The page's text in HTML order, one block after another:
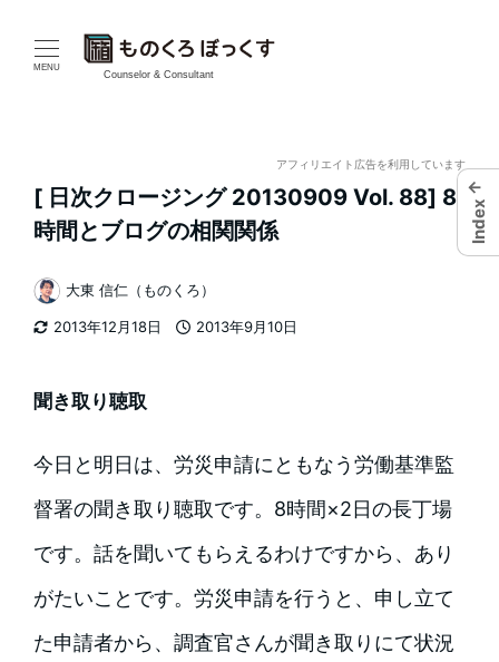
MENU
Counselor & Consultant
アフィリエイト広告を利用しています
[ 日次クロージング 20130909 Vol. 88] 8
時間とブログの相関関係
2013年12月18日
2013年9月10日
著
者
大東 信仁（ものくろ）
聞き取り聴取
今日と明日は、労災申請にともなう労働基準監
督署の聞き取り聴取です。8時間×2日の長丁場
です。話を聞いてもらえるわけですから、あり
がたいことです。労災申請を行うと、申し立て
た申請者から、調査官さんが聞き取りにて状況
←
Index